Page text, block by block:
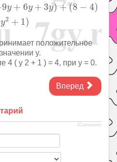
9y + 6y + 3y)+ (8 − 4)
y2 + 1)
положительное
y.
4 ( y 2 + 1 ) = 4, при y = 0.
Вперед
JComments